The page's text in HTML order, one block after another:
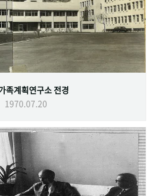
족계획연구소 전경
1970.07.20